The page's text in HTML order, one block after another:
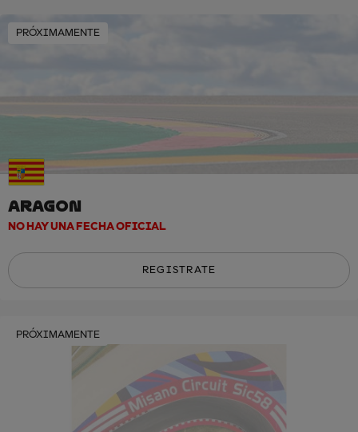
PRÓXIMAMENTE
ARAGON
NO HAY UNA FECHA OFICIAL
REGISTRATE
PRÓXIMAMENTE